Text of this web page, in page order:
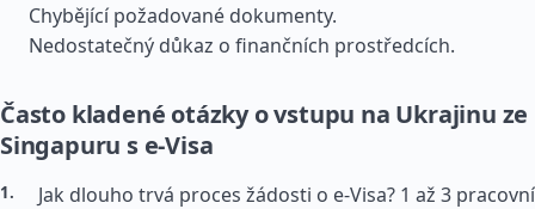
Chybějící požadované dokumenty.
Nedostatečný důkaz o finančních prostředcích.
Často kladené otázky o vstupu na Ukrajinu ze
Singapuru s e-Visa
Jak dlouho trvá proces žádosti o e-Visa? 1 až 3 pracovní